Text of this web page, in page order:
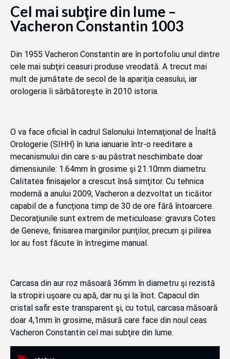
Cel mai subţire din lume –
Vacheron Constantin 1003
Din 1955 Vacheron Constantin are în portofoliu unul dintre
cele mai subţiri ceasuri produse vreodată. A trecut mai
mult de jumătate de secol de la apariţia ceasului, iar
orologeria îi sărbătoreşte în 2010 istoria.
O va face oficial în cadrul Salonului Internaţional de Înaltă
Orologerie (SIHH) în luna ianuarie într-o reeditare a
mecanismului din care s-au păstrat neschimbate doar
dimensiunile: 1.64mm în grosime şi 21.10mm diametru.
Calitatea finisajelor a crescut însă simţitor. Cu tehnica
modernă a anului 2009, Vacheron a dezvoltat un ticăitor
capabil de a funcţiona timp de 30 de ore fără întoarcere.
Decoraţiunile sunt extrem de meticuloase: gravura Cotes
de Geneve, finisarea marginilor punţilor, precum şi pilirea
lor au fost făcute în întregime manual.
Carcasa din aur roz măsoară 36mm în diametru şi rezistă
la stropiri uşoare cu apă, dar nu şi la înot. Capacul din
cristal safir este transparent şi, cu totul, carcasa măsoară
doar 4,1mm în grosime, măsură care face din noul ceas
Vacheron Constantin cel mai subţire din lume.